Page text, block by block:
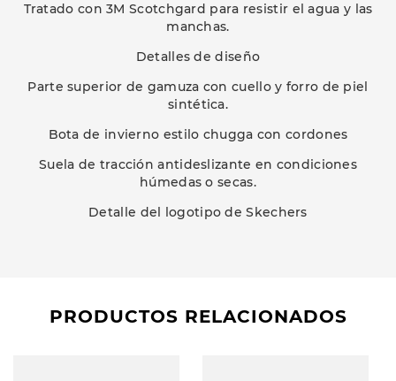
Tratado con 3M Scotchgard para resistir el agua y las
manchas.
Detalles de diseño
Parte superior de gamuza con cuello y forro de piel
sintética.
Bota de invierno estilo chugga con cordones
Suela de tracción antideslizante en condiciones
húmedas o secas.
Detalle del logotipo de Skechers
PRODUCTOS RELACIONADOS